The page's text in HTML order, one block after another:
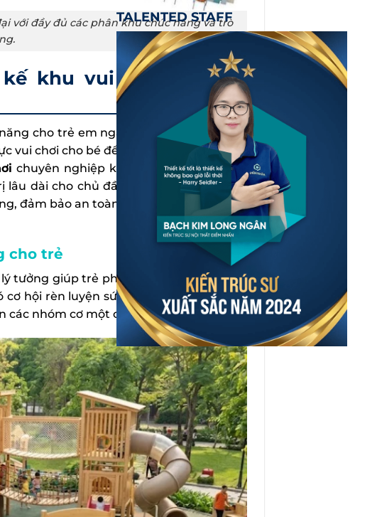
với đầy đủ các phân khu chức năng và trò
khu vui chơi chuyên
cho trẻ em ngày càng tăng, bậc phụ
vui chơi cho bé để giúp bé có tuổi thơ và
chuyên nghiệp không chỉ tạo nên một
dài cho chủ đầu tư. Một khu vui chơi
đảm bảo an toàn và nâng cao hiệu quả
cho trẻ
tưởng giúp trẻ phát triển cả về thể chất
hội rèn luyện sức khỏe, tăng cường sự
các nhóm cơ một cách tự nhiên.
TALENTED STAFF